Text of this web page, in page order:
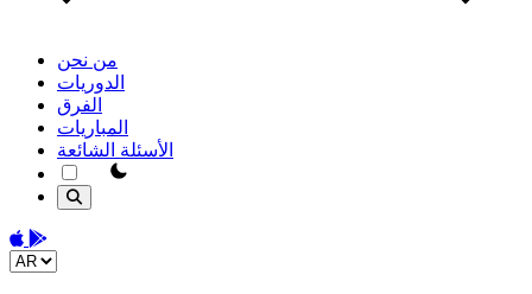
من نحن
الدوريات
الفرق
المباريات
الأسئلة الشائعة
theme switcher
Download on the App Store
Get it on Google Play
Change language